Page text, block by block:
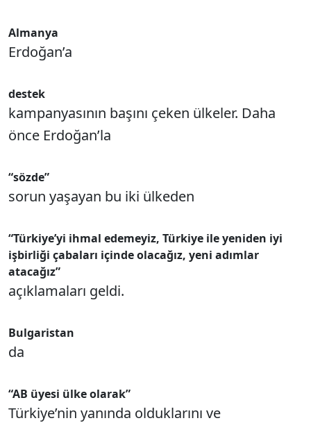
Almanya
Erdoğan’a
destek
kampanyasının başını çeken ülkeler. Daha
önce Erdoğan’la
“sözde”
sorun yaşayan bu iki ülkeden
“Türkiye’yi ihmal edemeyiz, Türkiye ile yeniden iyi
işbirliği çabaları içinde olacağız, yeni adımlar
atacağız”
açıklamaları geldi.
Bulgaristan
da
“AB üyesi ülke olarak”
Türkiye’nin yanında olduklarını ve